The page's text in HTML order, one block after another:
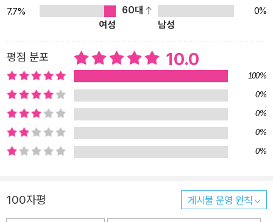
7.7%
60대
0%
여성
남성
평점 분포 10.0
100%
0%
0%
0%
0%
100자평 게시물 운영 원칙